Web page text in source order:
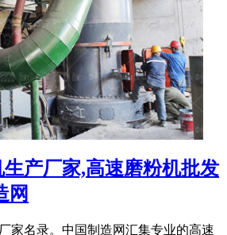
产厂家,高速磨粉机批发
网
家名录。中国制造网汇集专业的高速